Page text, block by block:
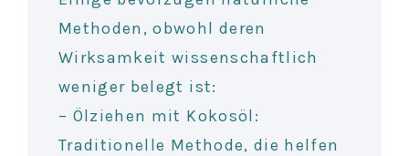
Methoden, obwohl deren
Wirksamkeit wissenschaftlich
weniger belegt ist:
– Ölziehen mit Kokosöl:
Traditionelle Methode, die helfen